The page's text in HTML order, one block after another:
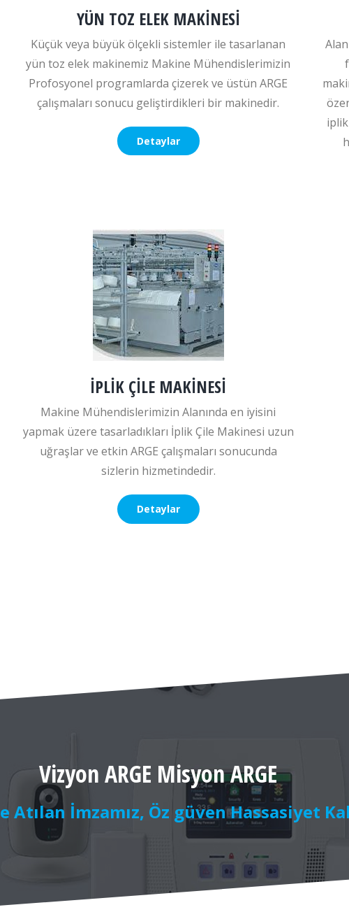
YÜN TOZ ELEK MAKİNESİ
Küçük veya büyük ölçekli sistemler ile tasarlanan
yün toz elek makinemiz Makine Mühendislerimizin
Profosyonel programlarda çizerek ve üstün ARGE
çalışmaları sonucu geliştirdikleri bir makinedir.
Detaylar
İPLİK ÇİLE MAKİNESİ
Makine Mühendislerimizin Alanında en iyisini
yapmak üzere tasarladıkları İplik Çile Makinesi uzun
uğraşlar ve etkin ARGE çalışmaları sonucunda
sizlerin hizmetindedir.
Detaylar
Vizyon ARGE Misyon ARGE
Atılan İmzamız, Öz güven Hassasiyet